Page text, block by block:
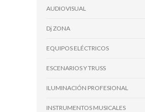
AUDIOVISUAL
Dj ZONA
EQUIPOS ELÉCTRICOS
ESCENARIOS Y TRUSS
ILUMINACIÓN PROFESIONAL
INSTRUMENTOS MUSICALES